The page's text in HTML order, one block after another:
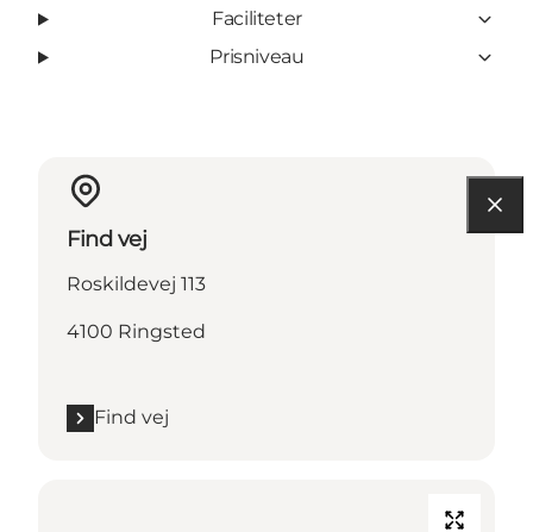
Faciliteter
Prisniveau
Find vej
Roskildevej 113
4100 Ringsted
Find vej